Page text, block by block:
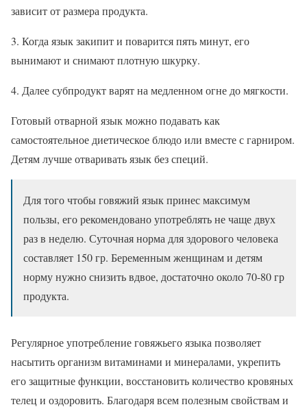
зависит от размера продукта.
3. Когда язык закипит и поварится пять минут, его
вынимают и снимают плотную шкурку.
4. Далее субпродукт варят на медленном огне до мягкости.
Готовый отварной язык можно подавать как
самостоятельное диетическое блюдо или вместе с гарниром.
Детям лучше отваривать язык без специй.
Для того чтобы говяжий язык принес максимум
пользы, его рекомендовано употреблять не чаще двух
раз в неделю. Суточная норма для здорового человека
составляет 150 гр. Беременным женщинам и детям
норму нужно снизить вдвое, достаточно около 70-80 гр
продукта.
Регулярное употребление говяжьего языка позволяет
насытить организм витаминами и минералами, укрепить
его защитные функции, восстановить количество кровяных
телец и оздоровить. Благодаря всем полезным свойствам и